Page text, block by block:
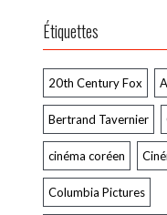
Étiquettes
20th Century Fox
Bertrand Tavernier
cinéma coréen
Columbia Pictures